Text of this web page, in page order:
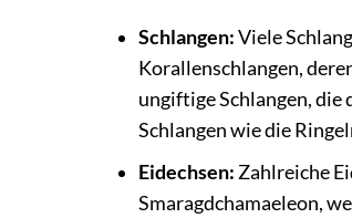
Schlangen:Viele
Korallenschlangen,
ungiftige Schlangen,
Schlangen wie die
Eidechsen: Zahlreiche
Smaragdchamaeleon,